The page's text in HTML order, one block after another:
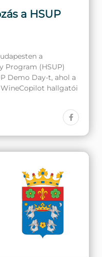
a HSUP
a
Program (HSUP)
Demo Day-t, ahol a
hallgatói